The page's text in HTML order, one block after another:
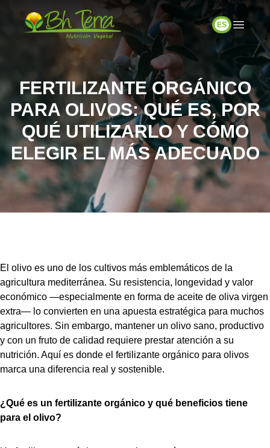
ES
FERTILIZANTE ORGÁNICO
PARA OLIVOS: QUÉ ES, POR
QUÉ UTILIZARLO Y CÓMO
ELEGIR EL MÁS ADECUADO
El olivo es uno de los cultivos más emblemáticos de la
agricultura mediterránea. Su resistencia, longevidad y valor
económico —especialmente en forma de aceite de oliva virgen
extra— lo convierten en una apuesta estratégica para muchos
agricultores. Sin embargo, mantener un olivo sano, productivo
y con un fruto de calidad requiere prestar atención a su
nutrición. Aquí es donde el fertilizante orgánico para olivos
marca una diferencia real y sostenible.
¿Qué es un fertilizante orgánico y qué beneficios tiene
para el olivo?